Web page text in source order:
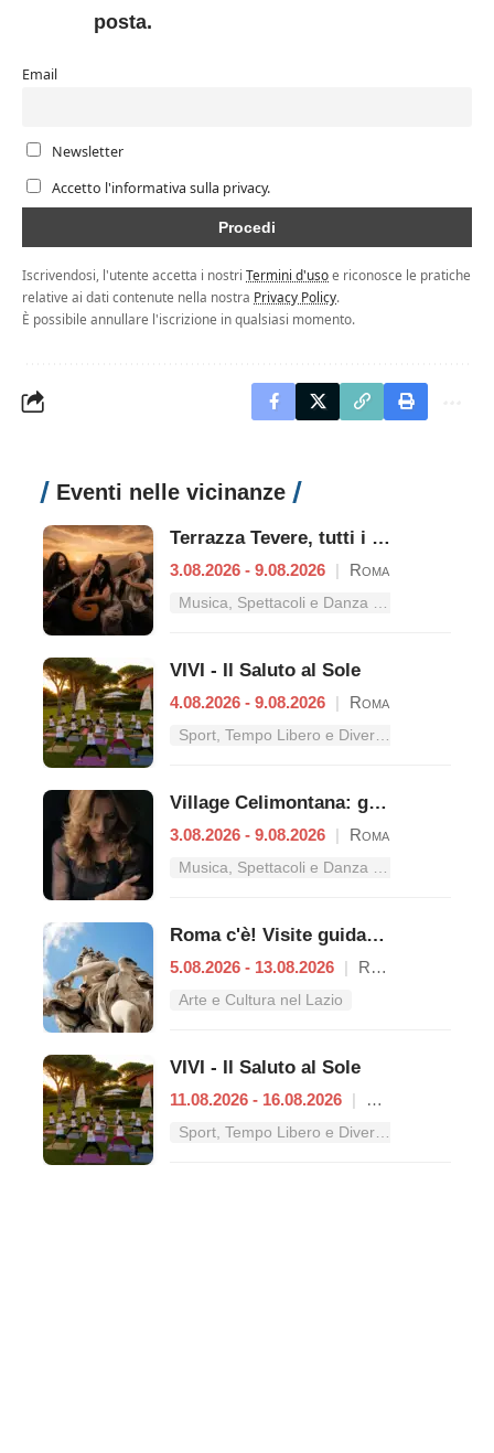
posta.
Email
Newsletter
Accetto l'informativa sulla privacy.
Iscrivendosi, l'utente accetta i nostri Termini d'usoe riconosce le pratiche
relative ai dati contenute nella nostra Privacy Policy.
È possibile annullare l'iscrizione in qualsiasi momento.
Eventi nelle vicinanze
Terrazza Tevere, tutti i concerti dal 3 al 9 agosto
3.08.2026 - 9.08.2026 | Roma
Musica, Spettacoli e Danza nel Lazio
VIVI - Il Saluto al Sole
4.08.2026 - 9.08.2026 | Roma
Sport, Tempo Libero e Divertimento nel Lazio
Village Celimontana: gli appuntamenti dal 3 al 9 agosto
3.08.2026 - 9.08.2026 | Roma
Musica, Spettacoli e Danza nel Lazio
Roma c'è! Visite guidate (anche per bambini) dal 5 al 13 agosto 2026
5.08.2026 - 13.08.2026 | Roma
Arte e Cultura nel Lazio
VIVI - Il Saluto al Sole
11.08.2026 - 16.08.2026 |
Sport, Tempo Libero e Divertimento nel Lazio